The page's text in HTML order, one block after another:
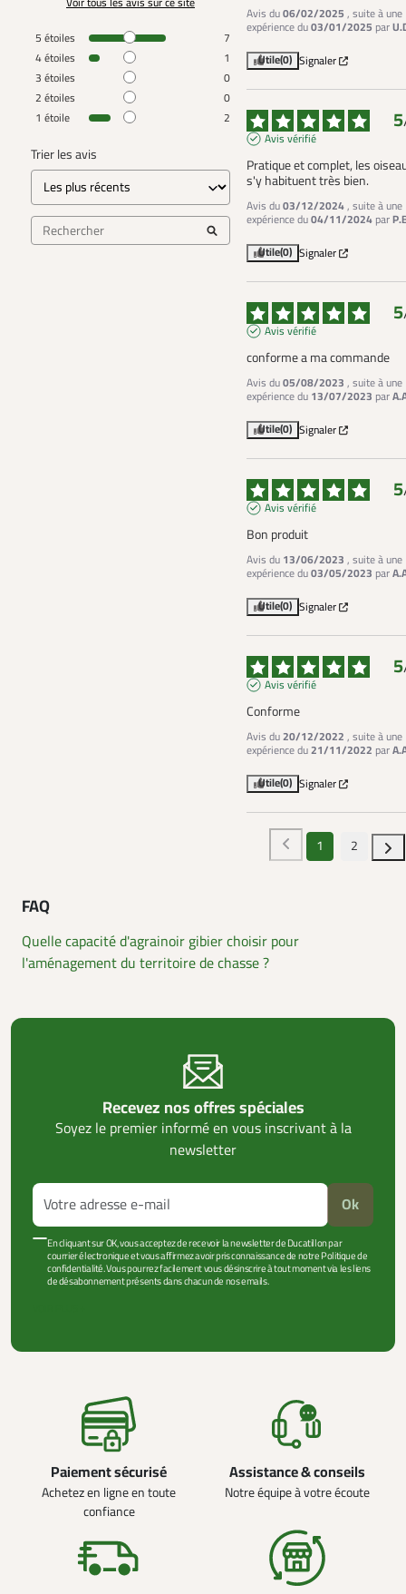
5 étoiles
7
4étoiles
1
3 étoiles
0
2 étoiles
0
1 étoile 2
Trier les avis
Avis du06/02/2025 , suite à une
expérience du03/01/2025 par
Utile(0) Signaler
5
Avis vérifié
Pratique et complet, les
s'y habituent très bien.
Avis du03/12/2024, suite à une
expérience du04/11/2024 par
Utile(0) Signaler
5
Avis vérifié
conforme a ma commande
Avis du05/08/2023 , suite à une
expérience du 13/07/2023 par
Utile(0) Signaler
5
Avis vérifié
Bon produit
Avis du 13/06/2023 , suite à une
expérience du03/05/2023 par
Utile(0) Signaler
5
Avis vérifié
Conforme
Avis du20/12/2022 , suite à une
expérience du21/11/2022 par
Utile(0) Signaler
1 2
FAQ
Quelle capacité d'agrainoir gibier choisir pour
l'aménagement du territoire de chasse ?
Recevez nos offres spéciales
Soyez le premier informé en vous inscrivant à la
newsletter
Ok
En cliquant sur OK, vous acceptez de recevoir la newsletter de Ducatillon par
courrier électronique et vous affirmez avoir pris connaissance de notre Politique de
confidentialité. Vous pourrez facilement vous désinscrire à tout moment via les liens
de désabonnement présents dans chacun de nos emails.
Paiement sécurisé
Achetez en ligne en toute
confiance
Assistance & conseils
Notre équipe à votre écoute